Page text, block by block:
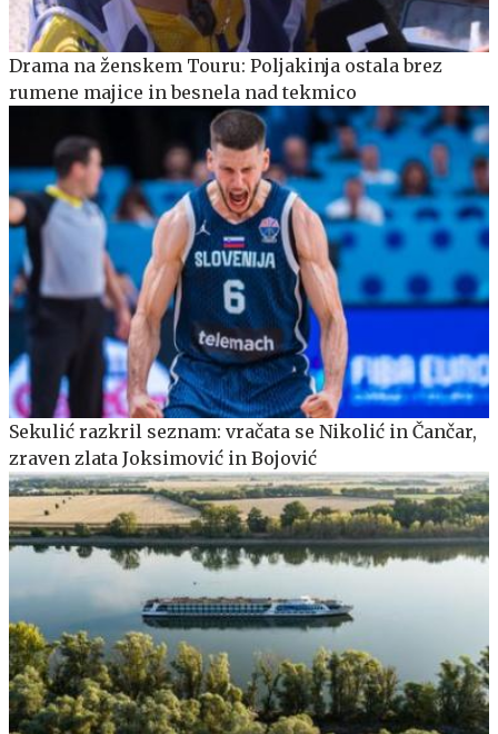
Drama na ženskem Touru: Poljakinja ostala brez
rumene majice in besnela nad tekmico
Sekulić razkril seznam: vračata se Nikolić in Čančar,
zraven zlata Joksimović in Bojović